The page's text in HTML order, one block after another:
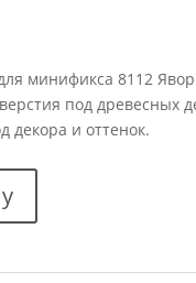
минификса 8112
под древесных
декора и оттенок.